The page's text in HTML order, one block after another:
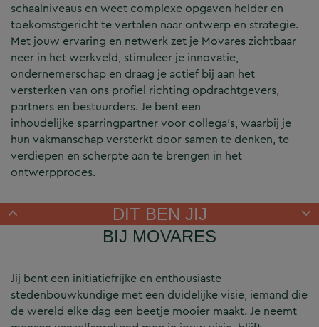
schaalniveaus en weet complexe opgaven helder en
toekomstgericht te vertalen naar ontwerp en strategie.
Met jouw ervaring en netwerk zet je Movares zichtbaar
neer in het werkveld, stimuleer je innovatie,
ondernemerschap en draag je actief bij aan het
versterken van ons profiel richting opdrachtgevers,
partners en bestuurders. Je bent een
inhoudelijke sparringpartner voor collega’s, waarbij je
hun vakmanschap versterkt door samen te denken, te
verdiepen en scherpte aan te brengen in het
ontwerpproces.
DIT BEN JIJ
BIJ MOVARES
Jij bent een initiatiefrijke en enthousiaste
stedenbouwkundige met een duidelijke visie, iemand die
de wereld elke dag een beetje mooier maakt. Je neemt